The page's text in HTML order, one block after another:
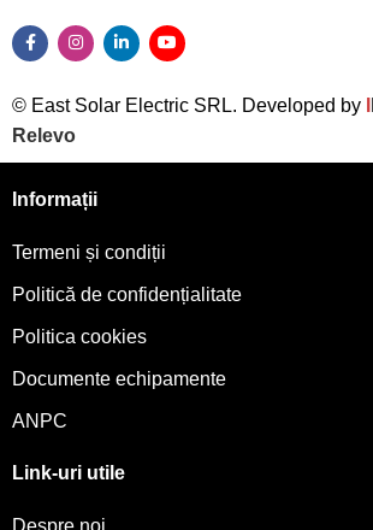
© East Solar Electric SRL. Developed by
Relevo
Informații
Termeni și condiții
Politică de confidențialitate
Politica cookies
Documente echipamente
ANPC
Link-uri utile
Despre noi